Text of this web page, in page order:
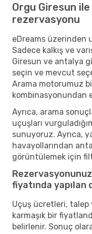
Orgu Giresun
rezervasyonu
eDreams üzerinden
Sadece kalkış ve
Giresun ve antalya
seçin ve mevcut
Arama motorumuz
kombinasyonundan
Ayrıca, arama
uçuşları
sunuyoruz. Ayrıca,
havayollarından
görüntülemek için
Rezervasyonunuz
fiyatında yapılan
Uçuş ücretleri, talep
karmaşık bir
belirlenir. Sonuç